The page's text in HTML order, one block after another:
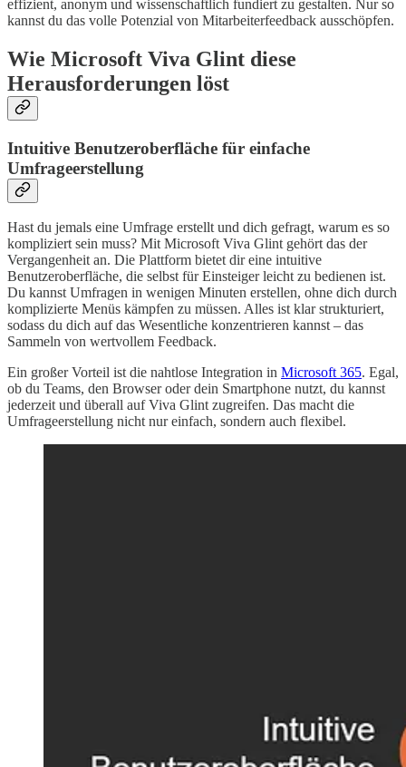
effizient, anonym und wissenschaftlich fundiert zu gestalten. Nur so
kannst du das volle Potenzial von Mitarbeiterfeedback ausschöpfen.
Wie Microsoft Viva Glint diese
Herausforderungen löst
Intuitive Benutzeroberfläche für einfache
Umfrageerstellung
Hast du jemals eine Umfrage erstellt und dich gefragt, warum es so
kompliziert sein muss? Mit Microsoft Viva Glint gehört das der
Vergangenheit an. Die Plattform bietet dir eine intuitive
Benutzeroberfläche, die selbst für Einsteiger leicht zu bedienen ist.
Du kannst Umfragen in wenigen Minuten erstellen, ohne dich durch
komplizierte Menüs kämpfen zu müssen. Alles ist klar strukturiert,
sodass du dich auf das Wesentliche konzentrieren kannst – das
Sammeln von wertvollem Feedback.
Ein großer Vorteil ist die nahtlose Integration in Microsoft 365. Egal,
ob du Teams, den Browser oder dein Smartphone nutzt, du kannst
jederzeit und überall auf Viva Glint zugreifen. Das macht die
Umfrageerstellung nicht nur einfach, sondern auch flexibel.